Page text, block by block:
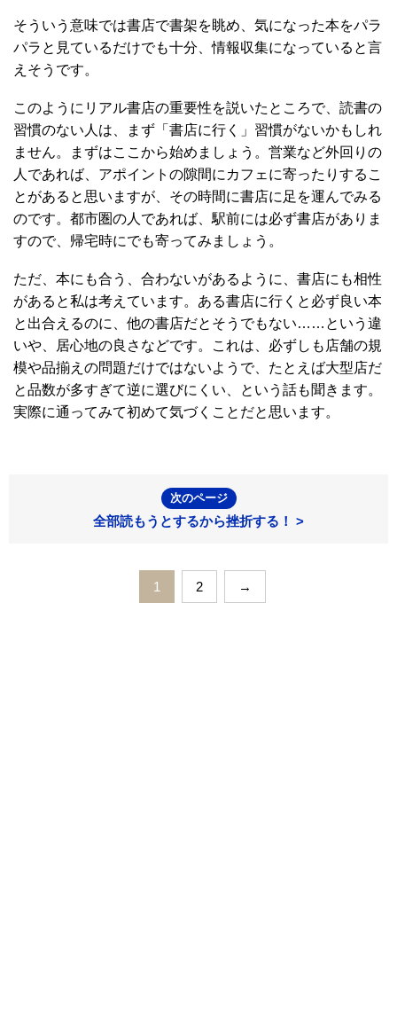
そういう意味では書店で書架を眺め、気になった本をパラ
パラと見ているだけでも十分、情報収集になっていると言
えそうです。
このようにリアル書店の重要性を説いたところで、読書の
習慣のない人は、まず「書店に行く」習慣がないかもしれ
ません。まずはここから始めましょう。営業など外回りの
人であれば、アポイントの隙間にカフェに寄ったりするこ
とがあると思いますが、その時間に書店に足を運んでみる
のです。都市圏の人であれば、駅前には必ず書店がありま
すので、帰宅時にでも寄ってみましょう。
ただ、本にも合う、合わないがあるように、書店にも相性
があると私は考えています。ある書店に行くと必ず良い本
と出合えるのに、他の書店だとそうでもない……という違
いや、居心地の良さなどです。これは、必ずしも店舗の規
模や品揃えの問題だけではないようで、たとえば大型店だ
と品数が多すぎて逆に選びにくい、という話も聞きます。
実際に通ってみて初めて気づくことだと思います。
次のページ
全部読もうとするから挫折する！ >
1 2 →